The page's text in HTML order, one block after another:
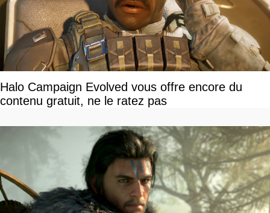
Halo Campaign Evolved vous offre encore du
contenu gratuit, ne le ratez pas